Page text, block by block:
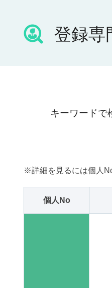
登録専
キーワードで
※詳細を見るには個人
個人No